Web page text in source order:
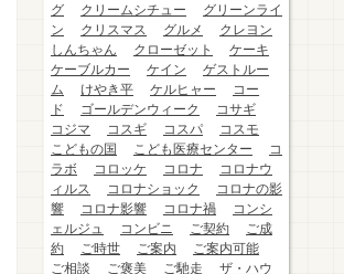
グ
クリームシチュー
グリーンライ
ン
クリスマス グルメ
クレヨン
しんちゃん
クローゼット
ケーキ
ケーブルカー
ケイン
ゲストルー
ム
けやき平 ケルヒャー
コー
ド
ゴールデンウィーク
コサギ
コジマ
コスギ コスパ
コスモ
こどもの国
こども医療センター
コ
ラボ
コロッケ コロナ
コロナウ
ィルス
コロナショック
コロナの影
響
コロナ影響 コロナ禍
コンシ
ェルジュ
コンビニ ご契約
ご成
約
ご時世 ご案内
ご案内可能
ご相談
ご褒美 ご馳走
ザ・ハウ